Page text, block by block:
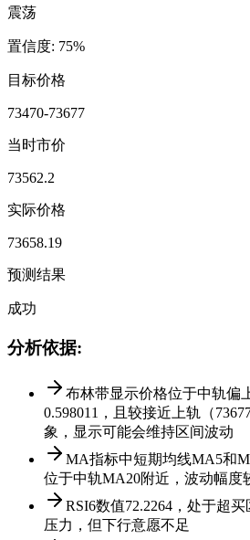
震荡
置信度: 75%
目标价格
73470-73677
当时市价
73562.2
实际价格
73658.19
预测结果
成功
分析依据:
布林带显示价格位于中轨偏
0.598011，且较接近上轨（
象，显示可能会维持区间波动
MA指标中短期均线MA5和
位于中轨MA20附近，波动幅度
RSI6数值72.2264，处于超
压力，但下行意愿不足